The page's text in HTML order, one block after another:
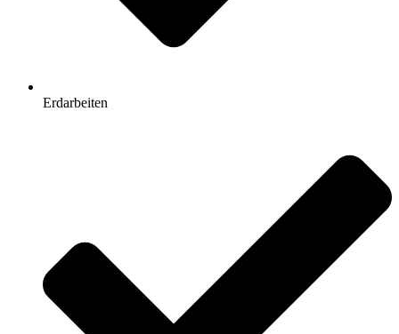
Erdarbeiten